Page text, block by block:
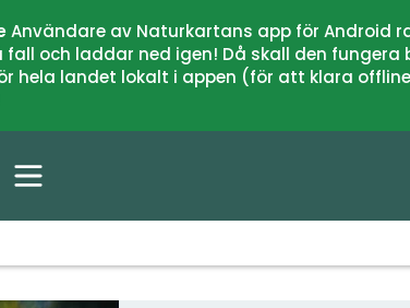
Användare av Naturkartans app för Android
och laddar ned igen! Då skall den
hela landet lokalt i appen (för att klara